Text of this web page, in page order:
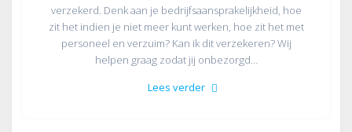
verzekerd. Denk aan je bedrijfsaansprakelijkheid, hoe
zit het indien je niet meer kunt werken, hoe zit het met
personeel en verzuim? Kan ik dit verzekeren? Wij
helpen graag zodat jij onbezorgd…
Lees verder